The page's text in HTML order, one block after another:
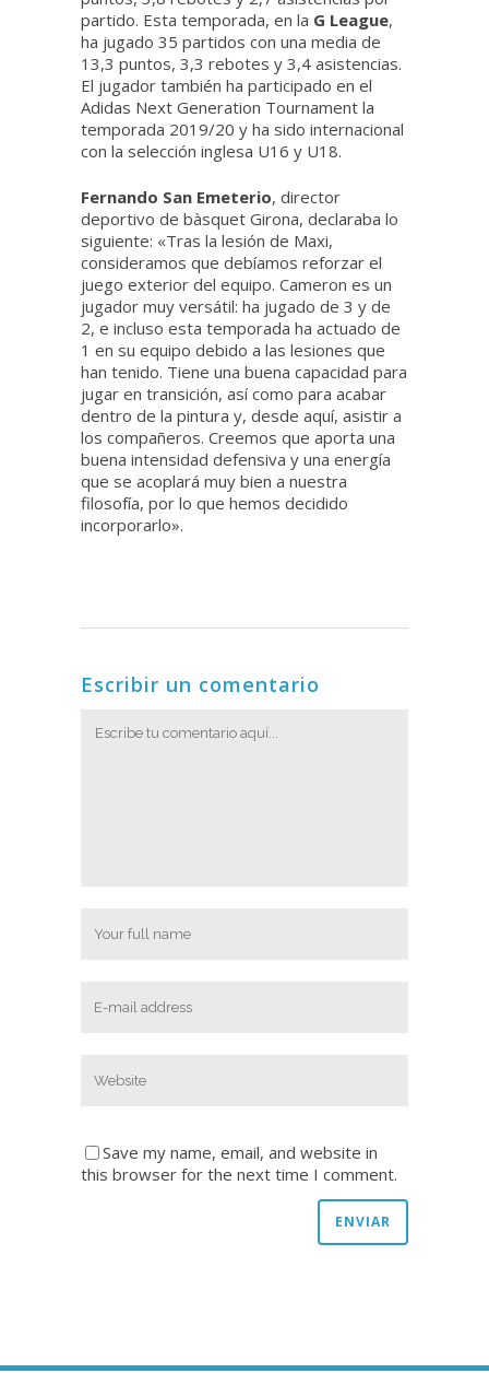
partido. Esta temporada, en la G League,
ha jugado 35 partidos con una media de
13,3 puntos, 3,3 rebotes y 3,4 asistencias.
El jugador también ha participado en el
Adidas Next Generation Tournament la
temporada 2019/20 y ha sido internacional
con la selección inglesa U16 y U18.
Fernando San Emeterio, director
deportivo de bàsquet Girona, declaraba lo
siguiente: «Tras la lesión de Maxi,
consideramos que debíamos reforzar el
juego exterior del equipo. Cameron es un
jugador muy versátil: ha jugado de 3 y de
2, e incluso esta temporada ha actuado de
1 en su equipo debido a las lesiones que
han tenido. Tiene una buena capacidad para
jugar en transición, así como para acabar
dentro de la pintura y, desde aquí, asistir a
los compañeros. Creemos que aporta una
buena intensidad defensiva y una energía
que se acoplará muy bien a nuestra
filosofía, por lo que hemos decidido
incorporarlo».
Escribir un comentario
Save my name, email, and website in
this browser for the next time I comment.